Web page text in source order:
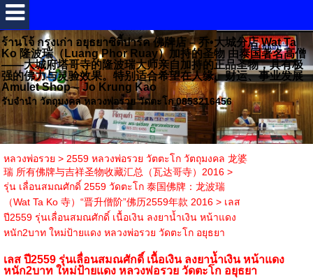
ร้านโจ้ กรุงเก่า อยุธยาซิตี้ปาร์ค 佛牌店 – 乔•大城分店 Wat Ta
Ko 隆波瑞（Luang Phor Ruay）加持的圣物 由泰国著名高僧
——大城府塔哥寺的隆波瑞大师亲自加持的正品圣物，具有极
强的佛力与灵验效果。特别适合希望在人缘、财运、事业发展
Amulet Shop – Jo Krung Kao
รับจำนำ วัตถุมงคล หลวงพ่อรวย วัดตะโก 0853216456
หลวงพ่อรวย > 2559 หลวงพ่อรวย วัตตะโก วัตถุมงคล 龙婆
瑞 所有佛牌与吉祥圣物收藏汇总（瓦达哥寺）2016>
รุ่น เลื่อนสมณศักดิ์ 2559 วัดตะโก 泰国佛牌：龙波瑞
（Wat Ta Ko 寺）“晋升僧阶”佛历2559年款 2016> เลส
ปี2559 รุ่นเลื่อนสมณศักดิ์ เนื้อเงิน ลงยาน้ำเงิน หน้าแดง
หนัก2บาท ใหม่ป้ายแดง หลวงพ่อรวย วัดตะโก อยุธยา
เลส ปี2559 รุ่นเลื่อนสมณศักดิ์ เนื้อเงิน ลงยาน้ำเงิน หน้าแดง
หนัก2บาท ใหม่ป้ายแดง หลวงพ่อรวย วัดตะโก อยุธยา